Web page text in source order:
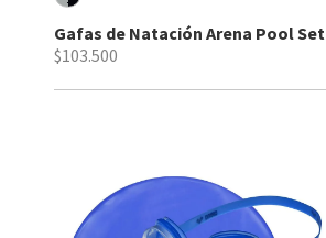
Gafas de Natación Arena Pool Set
$103.500